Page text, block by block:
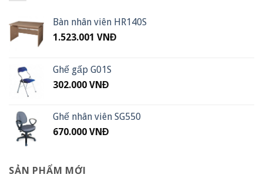
Bàn nhân viên HR140S
1.523.001 VNĐ
Ghế gấp G01S
302.000 VNĐ
Ghế nhân viên SG550
670.000 VNĐ
SẢN PHẨM MỚI